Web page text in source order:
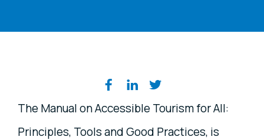
Share on social media
The Manual on Accessible Tourism for All:
Principles, Tools and Good Practices, is